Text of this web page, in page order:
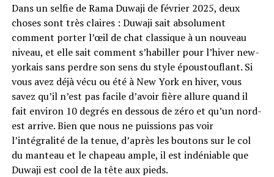
Dans un selfie de Rama Duwaji de février 2025, deux
choses sont très claires : Duwaji sait absolument
comment porter l’œil de chat classique à un nouveau
niveau, et elle sait comment s’habiller pour l’hiver new-
yorkais sans perdre son sens du style époustouflant. Si
vous avez déjà vécu ou été à New York en hiver, vous
savez qu’il n’est pas facile d’avoir fière allure quand il
fait environ 10 degrés en dessous de zéro et qu’un nord-
est arrive. Bien que nous ne puissions pas voir
l’intégralité de la tenue, d’après les boutons sur le col
du manteau et le chapeau ample, il est indéniable que
Duwaji est cool de la tête aux pieds.